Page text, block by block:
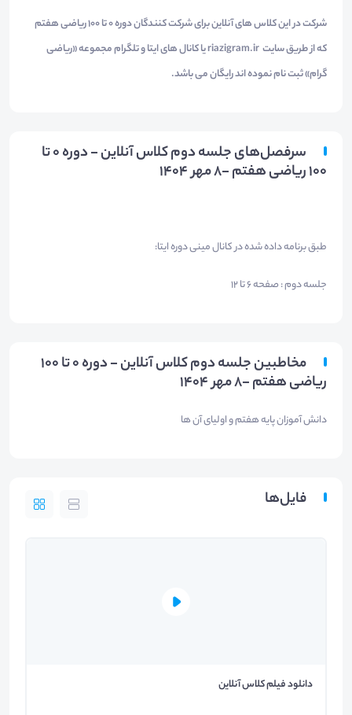
شرکت در این کلاس های آنلاین برای شرکت کنندگان دوره 0 تا 100 ریاضی هفتم
که از طریق سایت riazigram.ir یا کانال های ایتا و تلگرام مجموعه «ریاضی
گرام» ثبت نام نموده اند رایگان می باشد.
سرفصل‌های جلسه دوم کلاس آنلاین - دوره 0 تا
100 ریاضی هفتم -8 مهر 1404
طبق برنامه داده شده در کانال مینی دوره ایتا:
جلسه دوم : صفحه 6 تا 12
مخاطبین جلسه دوم کلاس آنلاین - دوره 0 تا 100
ریاضی هفتم -8 مهر 1404
دانش آموزان پایه هفتم و اولیای آن ها
فایل‌ها
دانلود فیلم کلاس آنلاین